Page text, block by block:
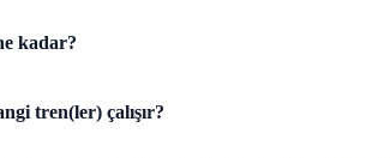
kadar?
tren(ler) çalışır?